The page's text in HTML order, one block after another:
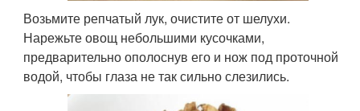
Возьмите репчатый лук, очистите от шелухи.
Нарежьте овощ небольшими кусочками,
предварительно ополоснув его и нож под проточной
водой, чтобы глаза не так сильно слезились.